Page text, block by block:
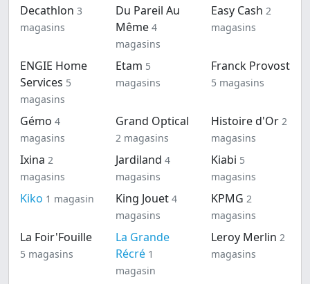
Decathlon 3
magasins
Du Pareil Au
Même 4
magasins
Easy Cash 2
magasins
ENGIE Home
Services 5
magasins
Etam 5
magasins
Franck Provost
5 magasins
Gémo 4
magasins
Grand Optical
2 magasins
Histoire d'Or 2
magasins
Ixina 2
magasins
Jardiland 4
magasins
Kiabi 5
magasins
Kiko 1 magasin King Jouet 4
magasins
KPMG 2
magasins
La Foir'Fouille
5 magasins
La Grande
Récré 1
magasin
Leroy Merlin 2
magasins